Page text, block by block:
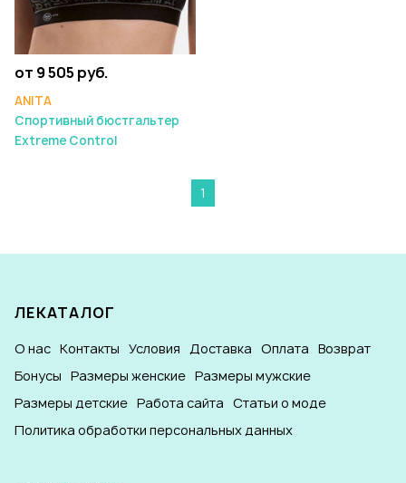
от 9 505 руб.
ANITA
Спортивный бюстгальтер
Extreme Control
1
ЛЕКАТАЛОГ
О нас Контакты Условия Доставка Оплата Возврат
Бонусы Размеры женские Размеры мужские
Размеры детские Работа сайта Статьи о моде
Политика обработки персональных данных